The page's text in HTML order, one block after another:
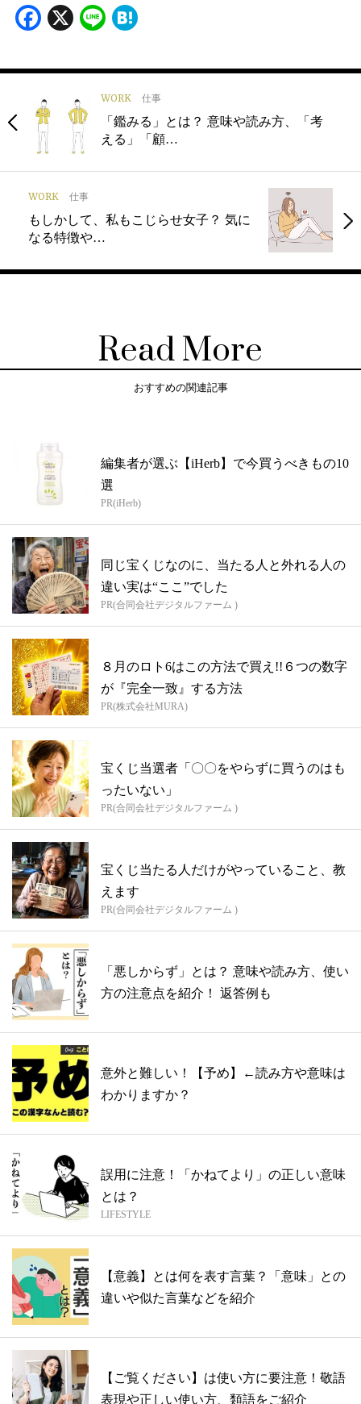
Facebook
X Line
WORK 仕事
「鑑みる」とは？ 意味や読み方、「考
える」「顧…
WORK 仕事
もしかして、私もこじらせ女子？ 気に
なる特徴や…
Read More
おすすめの関連記事
編集者が選ぶ【iHerb】で今買うべきもの10
選
PR(iHerb)
同じ宝くじなのに、当たる人と外れる人の
違い実は“ここ”でした
PR(合同会社デジタルファーム )
８月のロト6はこの方法で買え!!６つの数字
が『完全一致』する方法
PR(株式会社MURA)
宝くじ当選者「〇〇をやらずに買うのはも
ったいない」
PR(合同会社デジタルファーム )
宝くじ当たる人だけがやっていること、教
えます
PR(合同会社デジタルファーム )
「悪しからず」とは？ 意味や読み方、使い
方の注意点を紹介！ 返答例も
意外と難しい！【予め】←読み方や意味は
わかりますか？
誤用に注意！「かねてより」の正しい意味
とは？
LIFESTYLE
【意義】とは何を表す言葉？「意味」との
違いや似た言葉などを紹介
【ご覧ください】は使い方に要注意！敬語
表現や正しい使い方、類語をご紹介